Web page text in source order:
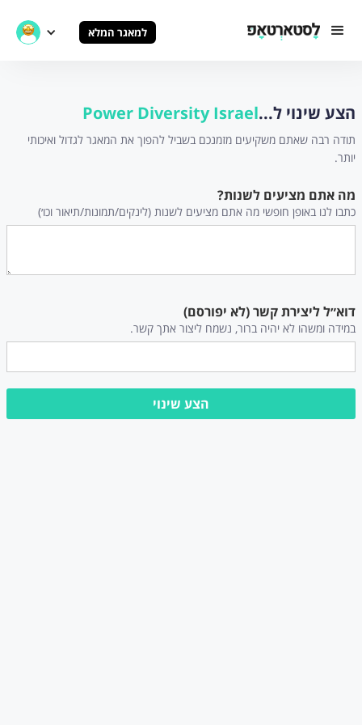
למאגר המלא
הצע שינוי ל...Power Diversity Israel
תודה רבה שאתם משקיעים מזמנכם בשביל להפוך את המאגר לגדול ואיכותי
יותר.
מה אתם מציעים לשנות?
כתבו לנו באופן חופשי מה אתם מציעים לשנות (לינקים/תמונות/תיאור וכו׳)
דוא״ל ליצירת קשר (לא יפורסם)
במידה ומשהו לא יהיה ברור, נשמח ליצור אתך קשר.